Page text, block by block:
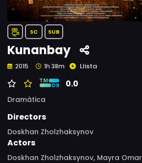
SC SUB
Kunanbay
2015 1h 38m Llista
0.0
Dramàtica
Directors
Doskhan Zholzhaksynov
Actors
Doskhan Zholzhaksynov, Mayra Omar